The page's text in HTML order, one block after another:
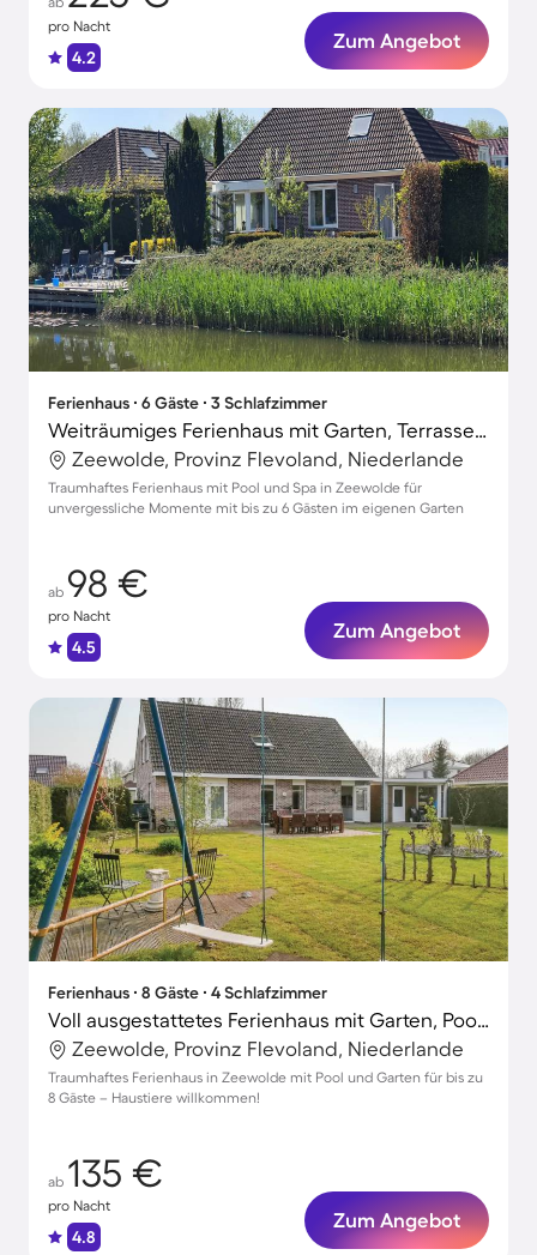
pro Nacht
4.2
Zum Angebot
Ferienhaus ∙ 6 Gäste ∙ 3 Schlafzimmer
Weiträumiges Ferienhaus mit Garten, Terrasse und Pool | Naturblick
Zeewolde, Provinz Flevoland, Niederlande
Traumhaftes Ferienhaus mit Pool und Spa in Zeewolde für
unvergessliche Momente mit bis zu 6 Gästen im eigenen Garten
ab 98 €
pro Nacht
4.5
Zum Angebot
Ferienhaus ∙ 8 Gäste ∙ 4 Schlafzimmer
Voll ausgestattetes Ferienhaus mit Garten, Pool und Terrasse | Hunde erlaubt
Zeewolde, Provinz Flevoland, Niederlande
Traumhaftes Ferienhaus in Zeewolde mit Pool und Garten für bis zu
8 Gäste – Haustiere willkommen!
ab 135 €
pro Nacht
4.8
Zum Angebot